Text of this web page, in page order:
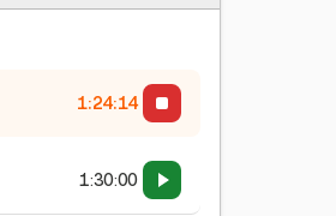
1:24:15
1:30:00